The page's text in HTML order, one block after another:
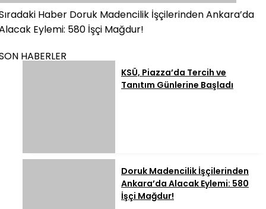
Haber Doruk Madencilik İşçilerinden Ankara’da
Eylemi: 580 İşçi Mağdur!
HABERLER
KSÜ, Piazza’da Tercih ve
Tanıtım Günlerine Başladı
Doruk Madencilik İşçilerinden
Ankara’da Alacak Eylemi: 580
İşçi Mağdur!